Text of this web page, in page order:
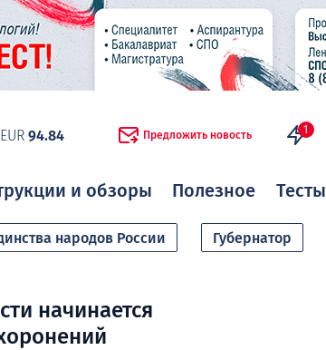
EUR 94.84 Предложить новость 1
и обзоры Полезное Тесты
народов России Губернатор
начинается